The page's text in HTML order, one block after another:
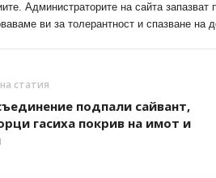
Администраторите на сайта
ви за толерантност и спазване на
статия
подпали сайвант,
гасиха покрив на имот и